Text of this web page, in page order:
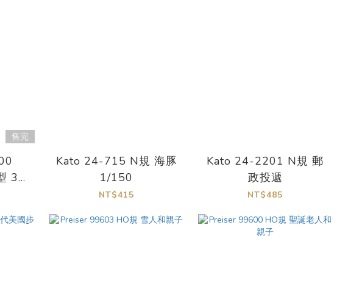
售完
3D
Kato 24-715 N規 海豚
1/150
NT$415
Kato 24-2201 N規 郵
政投遞
NT$485